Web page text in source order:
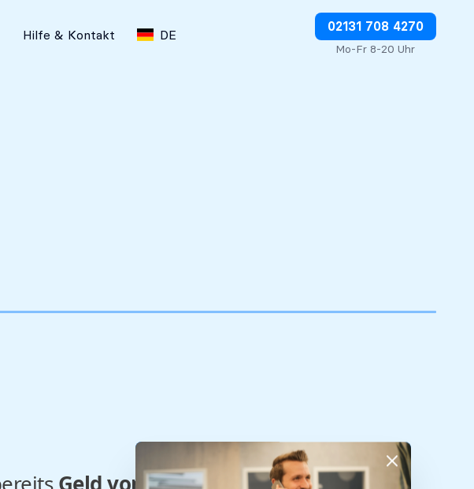
Hilfe & Kontakt DE
02131 708 4270
Mo-Fr 8-20 Uhr
Abbuchungen direkt stoppen